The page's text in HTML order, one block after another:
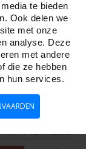
en 2
1 t/m 1 van in totaal 1
te bieden
Ook delen we
met onze
analyse. Deze
met andere
die ze hebben
hun services.